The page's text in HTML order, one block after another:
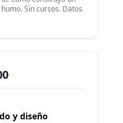
Sin cursos. Datos
y diseño